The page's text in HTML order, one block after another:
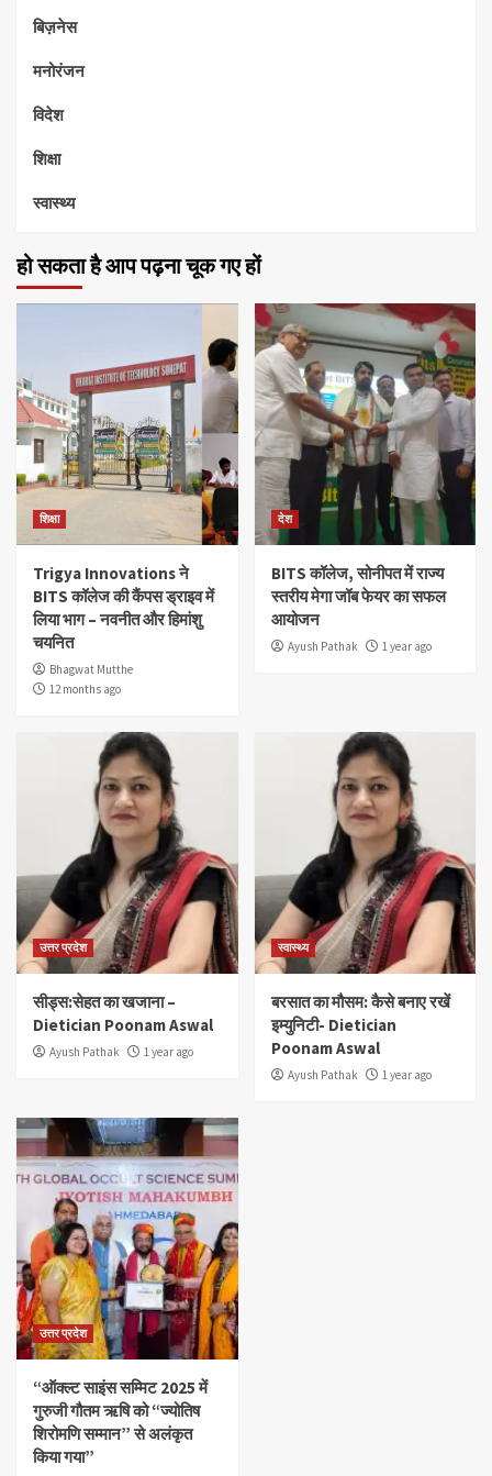
बिज़नेस
मनोरंजन
विदेश
शिक्षा
स्वास्थ्य
हो सकता है आप पढ़ना चूक गए हों
शिक्षा
Trigya Innovations ने
BITS कॉलेज की कैंपस ड्राइव में
लिया भाग – नवनीत और हिमांशु
चयनित
Bhagwat Mutthe
12 months ago
देश
BITS कॉलेज, सोनीपत में राज्य
स्तरीय मेगा जॉब फेयर का सफल
आयोजन
Ayush Pathak 1 year ago
उत्तर प्रदेश
सीड्स:सेहत का खजाना –
Dietician Poonam Aswal
Ayush Pathak 1 year ago
स्वास्थ्य
बरसात का मौसम: कैसे बनाए रखें
इम्युनिटी- Dietician
Poonam Aswal
Ayush Pathak 1 year ago
उत्तर प्रदेश
“ऑक्ल्ट साइंस सम्मिट 2025 में
गुरुजी गौतम ऋषि को “ज्योतिष
शिरोमणि सम्मान” से अलंकृत
किया गया”